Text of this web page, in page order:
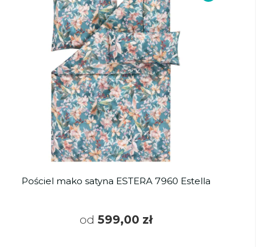
Pościel mako satyna ESTERA 7960 Estella
od 599,00 zł